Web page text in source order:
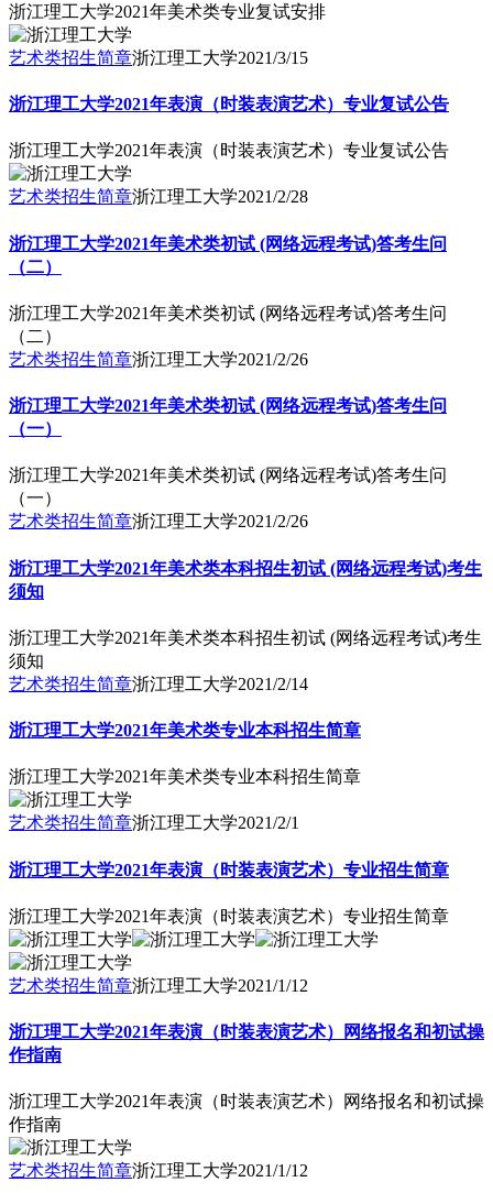
浙江理工大学2021年美术类专业复试安排
艺术类招生简章浙江理工大学2021/3/15
浙江理工大学2021年表演（时装表演艺术）专业复试公告
浙江理工大学2021年表演（时装表演艺术）专业复试公告
艺术类招生简章浙江理工大学2021/2/28
浙江理工大学2021年美术类初试 (网络远程考试)答考生问
（二）
浙江理工大学2021年美术类初试 (网络远程考试)答考生问
（二）
艺术类招生简章浙江理工大学2021/2/26
浙江理工大学2021年美术类初试 (网络远程考试)答考生问
（一）
浙江理工大学2021年美术类初试 (网络远程考试)答考生问
（一）
艺术类招生简章浙江理工大学2021/2/26
浙江理工大学2021年美术类本科招生初试 (网络远程考试)考生
须知
浙江理工大学2021年美术类本科招生初试 (网络远程考试)考生
须知
艺术类招生简章浙江理工大学2021/2/14
浙江理工大学2021年美术类专业本科招生简章
浙江理工大学2021年美术类专业本科招生简章
艺术类招生简章浙江理工大学2021/2/1
浙江理工大学2021年表演（时装表演艺术）专业招生简章
浙江理工大学2021年表演（时装表演艺术）专业招生简章
艺术类招生简章浙江理工大学2021/1/12
浙江理工大学2021年表演（时装表演艺术）网络报名和初试操
作指南
浙江理工大学2021年表演（时装表演艺术）网络报名和初试操
作指南
艺术类招生简章浙江理工大学2021/1/12